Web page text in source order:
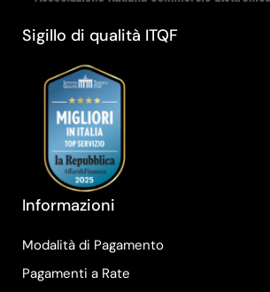
Sigillo di qualità ITQF
Informazioni
Modalità di Pagamento
Pagamenti a Rate